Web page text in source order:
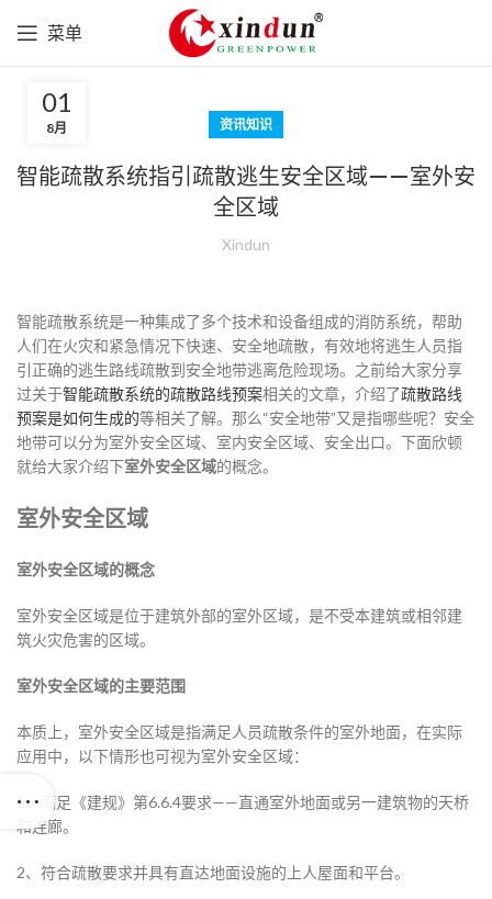
菜单
资讯知识
智能疏散系统指引疏散逃生安全区域——室外安
全区域
Xindun
01
8月
智能疏散系统是一种集成了多个技术和设备组成的消防系统，帮助
人们在火灾和紧急情况下快速、安全地疏散，有效地将逃生人员指
引正确的逃生路线疏散到安全地带逃离危险现场。之前给大家分享
过关于智能疏散系统的疏散路线预案相关的文章，介绍了疏散路线
预案是如何生成的等相关了解。那么“安全地带”又是指哪些呢？安全
地带可以分为室外安全区域、室内安全区域、安全出口。下面欣顿
就给大家介绍下室外安全区域的概念。
室外安全区域
室外安全区域的概念
室外安全区域是位于建筑外部的室外区域，是不受本建筑或相邻建
筑火灾危害的区域。
室外安全区域的主要范围
本质上，室外安全区域是指满足人员疏散条件的室外地面，在实际
应用中，以下情形也可视为室外安全区域：
1、满足《建规》第6.6.4要求——直通室外地面或另一建筑物的天桥
和连廊。
2、符合疏散要求并具有直达地面设施的上人屋面和平台。